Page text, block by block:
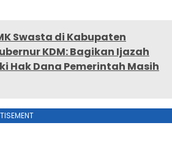
Swasta di Kabupaten
KDM: Bagikan Ijazah
Hak Dana Pemerintah Masih